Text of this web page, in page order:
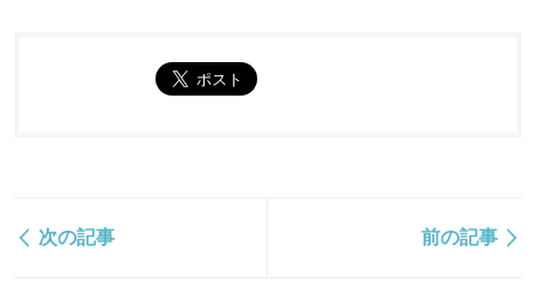
次の記事 前の記事